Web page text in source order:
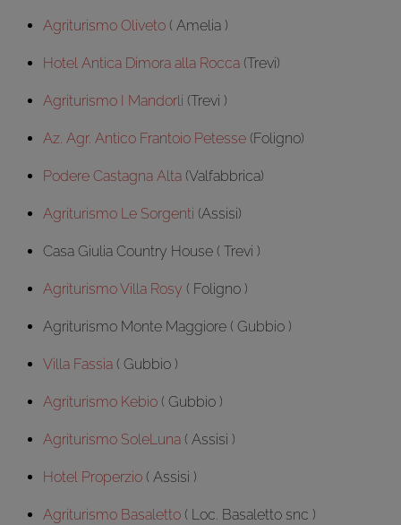
Agriturismo Oliveto ( Amelia )
Hotel Antica Dimora alla Rocca (Trevi)
Agriturismo I Mandorli (Trevi )
Az. Agr. Antico Frantoio Petesse (Foligno)
Podere Castagna Alta (Valfabbrica)
Agriturismo Le Sorgenti (Assisi)
Casa Giulia Country House ( Trevi )
Agriturismo Villa Rosy ( Foligno )
Agriturismo Monte Maggiore ( Gubbio )
Villa Fassia ( Gubbio )
Agriturismo Kebio ( Gubbio )
Agriturismo SoleLuna ( Assisi )
Hotel Properzio ( Assisi )
Agriturismo Basaletto ( Loc. Basaletto snc )